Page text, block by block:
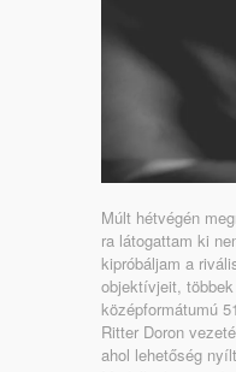
Múlt hétvégén
ra látogattam ki
kipróbáljam a
objektívjeit,
középformátumú
Ritter Doron
ahol lehetőség